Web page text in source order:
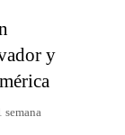
y
semana